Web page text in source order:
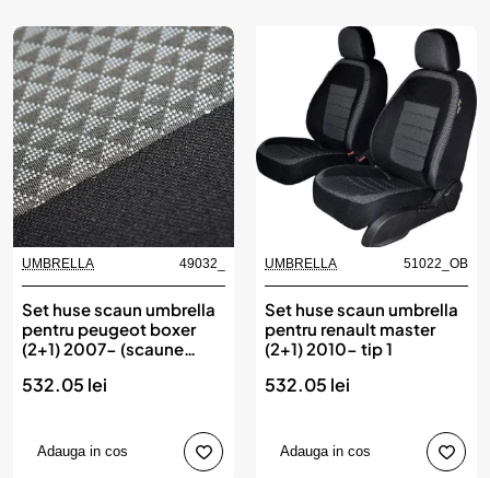
UMBRELLA 49032_
Set huse scaun umbrella
pentru peugeot boxer
(2+1) 2007- (scaune
532.05 lei
Adauga in cos
UMBRELLA 51022_OB
Set huse scaun umbrella
pentru renault master
(2+1) 2010- tip 1
532.05 lei
Adauga in cos